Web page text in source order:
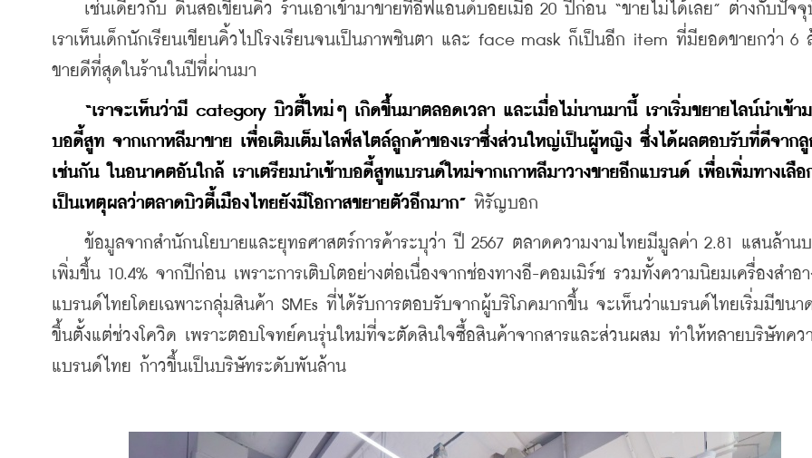
เช่นเดียวกับ ดินสอเขียนคิ้ว ร้านเอาเข้ามาขายที่อีฟแอนด์บอยเมื่อ 20 ปีก่อน “ขายไม่ได้เลย” ต่างกับปัจ
เราเห็นเด็กนักเรียนเขียนคิ้วไปโรงเรียนจนเป็นภาพชินตา และ face mask ก็เป็นอีก item ที่มียอดขายกว่า 6
ขายดีที่สุดในร้านในปีที่ผ่านมา
“เราจะเห็นว่ามี category บิวตี้ใหม่ๆ เกิดขึ้นมาตลอดเวลา และเมื่อไม่นานมานี้ เราเริ่มขยายไลน์นำเข้า
บอดี้สูท จากเกาหลีมาขาย เพื่อเติมเต็มไลฟ์สไตล์ลูกค้าของเราซึ่งส่วนใหญ่เป็นผู้หญิง ซึ่งได้ผลตอบรับที่ดีจาก
เช่นกัน ในอนาคตอันใกล้ เราเตรียมนำเข้าบอดี้สูทแบรนด์ใหม่จากเกาหลีมาวางขายอีกแบรนด์ เพื่อเพิ่มทางเลื
เป็นเหตุผลว่าตลาดบิวตี้เมืองไทยยังมีโอกาสขยายตัวอีกมาก” หิรัญบอก
ข้อมูลจากสำนักนโยบายและยุทธศาสตร์การค้าระบุว่า ปี 2567 ตลาดความงามไทยมีมูลค่า 2.81 แสนล้าน
เพิ่มขึ้น 10.4% จากปีก่อน เพราะการเติบโตอย่างต่อเนื่องจากช่องทางอี-คอมเมิร์ช รวมทั้งความนิยมเครื่องสำอา
แบรนด์ไทยโดยเฉพาะกลุ่มสินค้า SMEs ที่ได้รับการตอบรับจากผู้บริโภคมากขึ้น จะเห็นว่าแบรนด์ไทยเริ่มมีขนา
ขึ้นตั้งแต่ช่วงโควิด เพราะตอบโจทย์คนรุ่นใหม่ที่จะตัดสินใจซื้อสินค้าจากสารและส่วนผสม ทำให้หลายบริษัทคว
แบรนด์ไทย ก้าวขึ้นเป็นบริษัทระดับพันล้าน